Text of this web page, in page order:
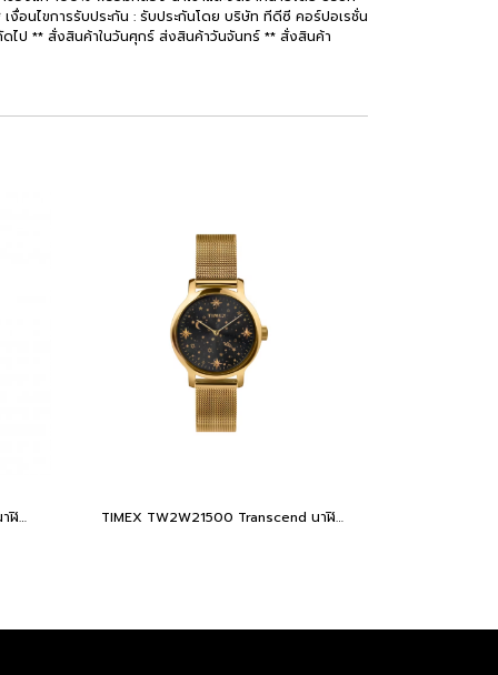
งื่อนไขการรับประกัน : รับประกันโดย บริษัท ทีดีซี คอร์ปอเรชั่น
ไป ** สั่งสินค้าในวันศุกร์ ส่งสินค้าวันจันทร์ ** สั่งสินค้า
TIMEX TW2W19300 Transcend นาฬิกาข้อมือผู้หญิง สายสแตนเลส สีทอง หน้าปัด 34 มม. TIMEX TW2W21500 Transcend นาฬิกาข้อมือผู้หญิง สายสแตนเลส สีทอง หน้าปัด 31 มม.